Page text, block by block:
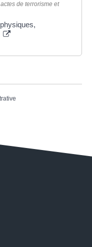
de terrorisme et